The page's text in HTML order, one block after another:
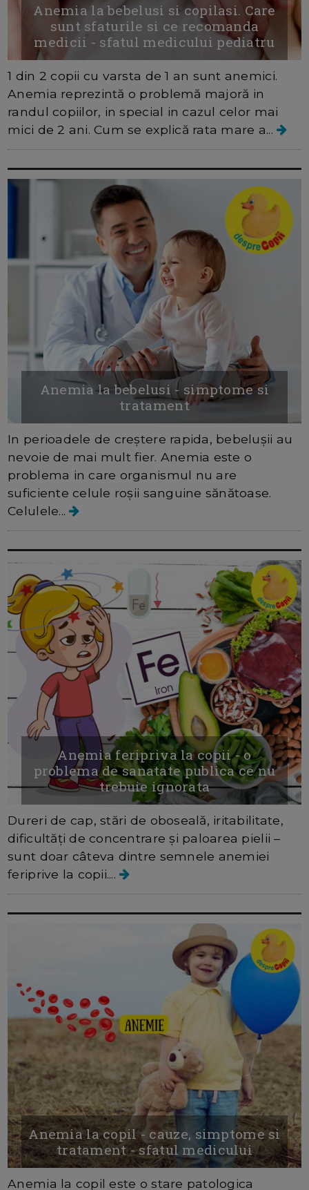
Anemia la bebelusi si copilasi. Care
sunt sfaturile si ce recomanda
medicii - sfatul medicului pediatru
1 din 2 copii cu varsta de 1 an sunt anemici.
Anemia reprezintă o problemă majoră in
randul copiilor, in special in cazul celor mai
mici de 2 ani. Cum se explică rata mare a...
Anemia la bebelusi - simptome si
tratament
In perioadele de creștere rapida, bebelușii au
nevoie de mai mult fier. Anemia este o
problema in care organismul nu are
suficiente celule roșii sanguine sănătoase.
Celulele...
Anemia feripriva la copii - o
problema de sanatate publica ce nu
trebuie ignorata
Dureri de cap, stări de oboseală, iritabilitate,
dificultăți de concentrare și paloarea pielii –
sunt doar câteva dintre semnele anemiei
feriprive la copii....
Anemia la copil - cauze, simptome si
tratament - sfatul medicului
Anemia la copil este o stare patologica